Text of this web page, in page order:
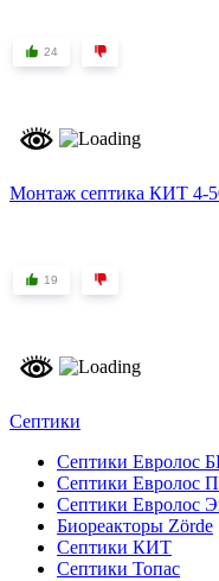
24
Монтаж септика КИТ 4-
19
Септики
Септики Евролос
Септики Евролос
Септики Евролос
Биореакторы Zörde
Септики КИТ
Септики Топас